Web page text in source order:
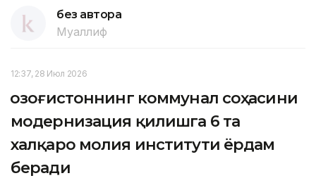
без автора
Муаллиф
12:37, 28 Июл 2026
Қозоғистоннинг коммунал соҳасини
модернизация қилишга 6 та
халқаро молия институти ёрдам
беради